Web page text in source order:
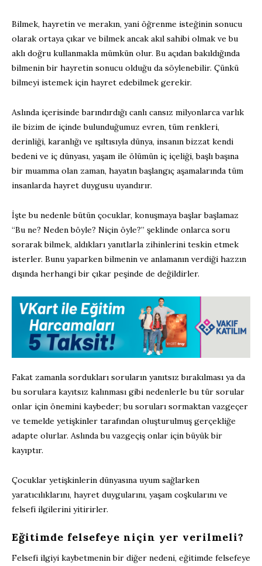
Bilmek, hayretin ve merakın, yani öğrenme isteğinin sonucu
olarak ortaya çıkar ve bilmek ancak akıl sahibi olmak ve bu
aklı doğru kullanmakla mümkün olur. Bu açıdan bakıldığında
bilmenin bir hayretin sonucu olduğu da söylenebilir. Çünkü
bilmeyi istemek için hayret edebilmek gerekir.
Aslında içerisinde barındırdığı canlı cansız milyonlarca varlık
ile bizim de içinde bulunduğumuz evren, tüm renkleri,
derinliği, karanlığı ve ışıltısıyla dünya, insanın bizzat kendi
bedeni ve iç dünyası, yaşam ile ölümün iç içeliği, başlı başına
bir muamma olan zaman, hayatın başlangıç aşamalarında tüm
insanlarda hayret duygusu uyandırır.
İşte bu nedenle bütün çocuklar, konuşmaya başlar başlamaz
“Bu ne? Neden böyle? Niçin öyle?” şeklinde onlarca soru
sorarak bilmek, aldıkları yanıtlarla zihinlerini teskin etmek
isterler. Bunu yaparken bilmenin ve anlamanın verdiği hazzın
dışında herhangi bir çıkar peşinde de değildirler.
Fakat zamanla sordukları soruların yanıtsız bırakılması ya da
bu sorulara kayıtsız kalınması gibi nedenlerle bu tür sorular
onlar için önemini kaybeder; bu soruları sormaktan vazgeçer
ve temelde yetişkinler tarafından oluşturulmuş gerçekliğe
adapte olurlar. Aslında bu vazgeçiş onlar için büyük bir
kayıptır.
Çocuklar yetişkinlerin dünyasına uyum sağlarken
yaratıcılıklarını, hayret duygularını, yaşam coşkularını ve
felsefi ilgilerini yitirirler.
Eğitimde felsefeye niçin yer verilmeli?
Felsefi ilgiyi kaybetmenin bir diğer nedeni, eğitimde felsefeye